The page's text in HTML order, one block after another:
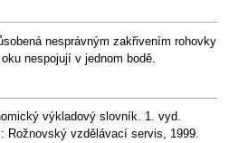
nesprávným zakřivením rohovky
nespojují v jednom bodě.
výkladový slovník. 1. vyd.
Rožnovský vzdělávací servis, 1999.